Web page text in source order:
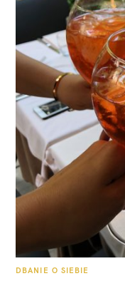
K
DBANIE O SIEBIE